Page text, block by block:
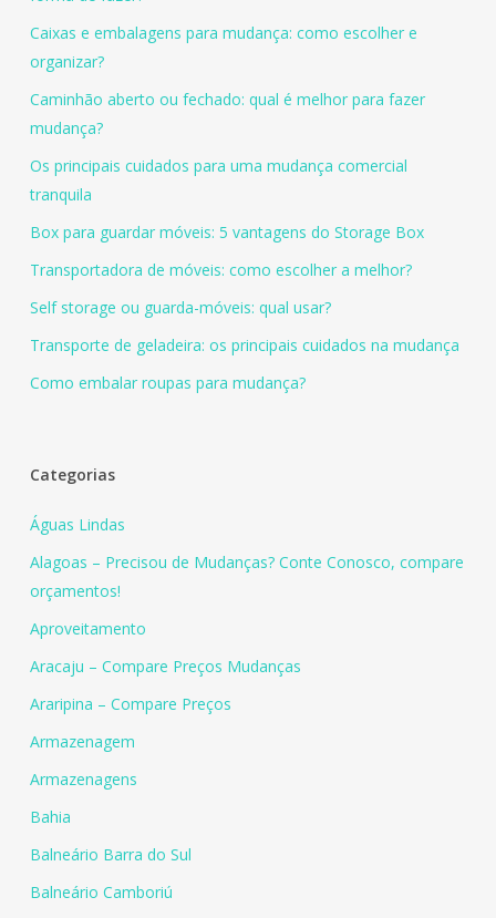
Caixas e embalagens para mudança: como escolher e
organizar?
Caminhão aberto ou fechado: qual é melhor para fazer
mudança?
Os principais cuidados para uma mudança comercial
tranquila
Box para guardar móveis: 5 vantagens do Storage Box
Transportadora de móveis: como escolher a melhor?
Self storage ou guarda-móveis: qual usar?
Transporte de geladeira: os principais cuidados na mudança
Como embalar roupas para mudança?
Categorias
Águas Lindas
Alagoas – Precisou de Mudanças? Conte Conosco, compare
orçamentos!
Aproveitamento
Aracaju – Compare Preços Mudanças
Araripina – Compare Preços
Armazenagem
Armazenagens
Bahia
Balneário Barra do Sul
Balneário Camboriú